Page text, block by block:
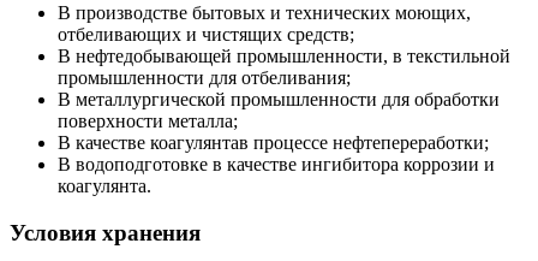
В производстве бытовых и технических моющих,
отбеливающих и чистящих средств;
В нефтедобывающей промышленности, в текстильной
промышленности для отбеливания;
В металлургической промышленности для обработки
поверхности металла;
В качестве коагулянтав процессе нефтепереработки;
В водоподготовке в качестве ингибитора коррозии и
коагулянта.
Условия хранения